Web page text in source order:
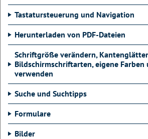
Tastatursteuerung und Navigation
Herunterladen von PDF-Dateien
Schriftgröße verändern,
Bildschirmschriftarten, eigene Farben
verwenden
Suche und Suchtipps
Formulare
Bilder